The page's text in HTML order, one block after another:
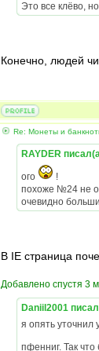
Это все клёво,
Конечно, людей
Re: Монеты и
RAYDER
ого
!
похоже №24 не
очевидно
В IE страница
Добавлено спустя 3
Daniil2001
я опять уточнил
пфенниг. Так